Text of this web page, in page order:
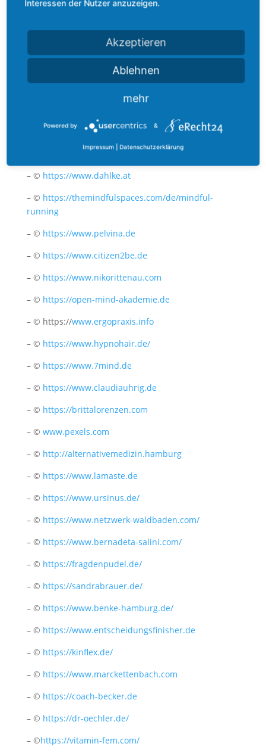
– ©https://www.ohnegedoenshamburg.de
– © Lukas Lorenz Fotografie (Fotos femininefood.at)
– © Grit Siwonia
https://www.instagram.com/gritsiwonia/
https://unsplash.com
https://www.esencia-vital.de
– © https://www.dahlke.at
– © https://themindfulspaces.com/de/mindful-
running
– © https://www.pelvina.de
– © https://www.citizen2be.de
– © https://www.nikorittenau.com
– © https://open-mind-akademie.de
– © https://www.ergopraxis.info
– © https://www.hypnohair.de/
– © https://www.7mind.de
– © https://www.claudiauhrig.de
– © https://brittalorenzen.com
– © www.pexels.com
– © http://alternativemedizin.hamburg
– © https://www.lamaste.de
– © https://www.ursinus.de/
– © https://www.netzwerk-waldbaden.com/
– © https://www.bernadeta-salini.com/
– © https://fragdenpudel.de/
– © https://sandrabrauer.de/
– © https://www.benke-hamburg.de/
– © https://www.entscheidungsfinisher.de
– © https://kinflex.de/
– © https://www.marckettenbach.com
– © https://coach-becker.de
– © https://dr-oechler.de/
– ©https://vitamin-fem.com/
Interessen der Nutzer anzuzeigen.
Akzeptieren
Ablehnen
mehr
Powered by &
Impressum Datenschutzerklärung